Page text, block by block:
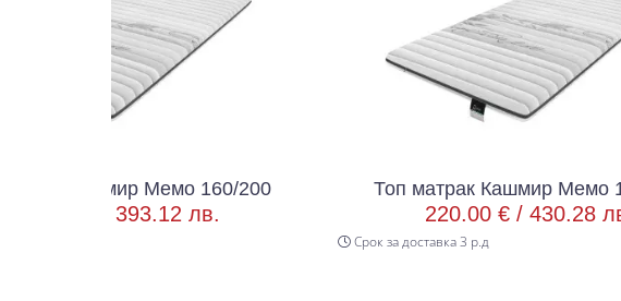
Мемо 160/200 Топ матрак Кашмир Мемо 180/200
430.28 лв.
Срок за доставка 3 р.д